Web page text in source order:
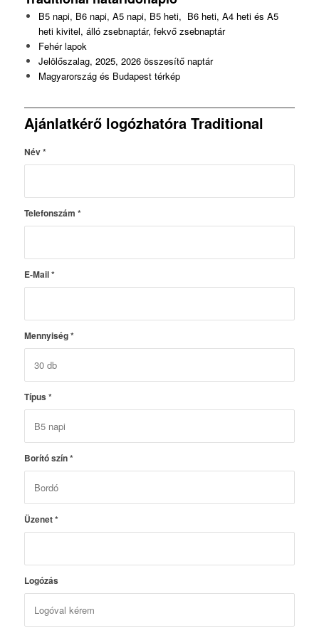
B5 napi, B6 napi, A5 napi, B5 heti, B6 heti, A4 heti és A5
heti kivitel, álló zsebnaptár, fekvő zsebnaptár
Fehér lapok
Jelölőszalag, 2025, 2026 összesítő naptár
Magyarország és Budapest térkép
Ajánlatkérő logózhatóra Traditional
Név*
Telefonszám *
E-Mail*
Mennyiség*
Típus *
Borító szín*
Üzenet*
Logózás